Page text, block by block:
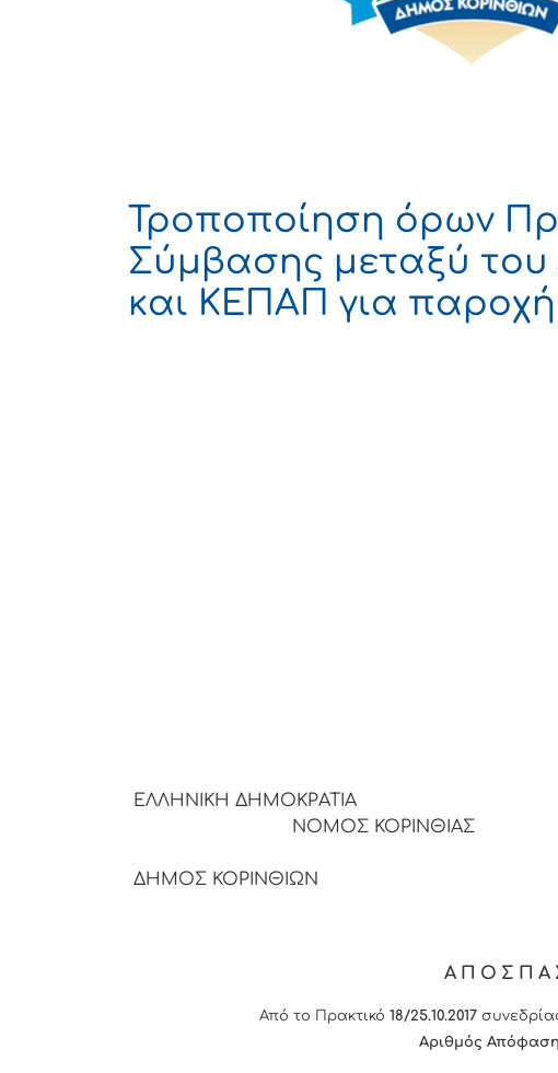
Τροποποίηση όρων
Σύμβασης μεταξύ
και ΚΕΠΑΠ για
ΕΛΛΗΝΙΚΗ
ΝΟΜΟΣ ΚΟΡΙΝΘΙΑΣ
ΔΗΜΟΣ ΚΟΡΙΝΘΙΩΝ
Από το Πρακτικό 18/25.10.2017
Αριθμός